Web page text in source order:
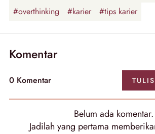
#overthinking
#karier #tips karier
Komentar
0 Komentar TULIS
Belum ada komentar.
Jadilah yang pertama